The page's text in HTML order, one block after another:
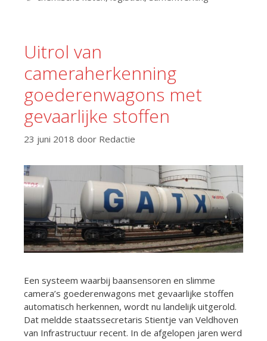
Uitrol van
cameraherkenning
goederenwagons met
gevaarlijke stoffen
23 juni 2018 door Redactie
Een systeem waarbij baansensoren en slimme
camera’s goederenwagons met gevaarlijke stoffen
automatisch herkennen, wordt nu landelijk uitgerold.
Dat meldde staatssecretaris Stientje van Veldhoven
van Infrastructuur recent. In de afgelopen jaren werd